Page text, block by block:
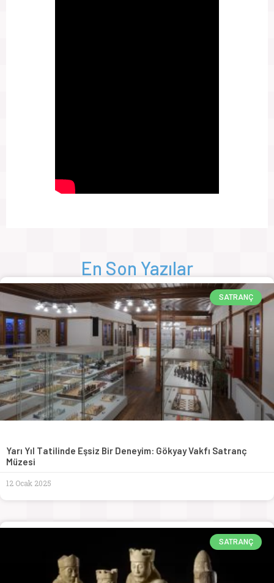
En Son Yazılar
SATRANÇ
Yarı Yıl Tatilinde Eşsiz Bir Deneyim: Gökyay Vakfı Satranç
Müzesi
12 Ocak 2025
SATRANÇ